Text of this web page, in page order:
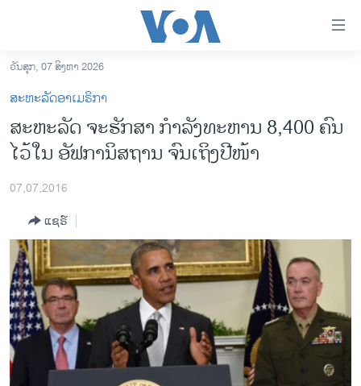
ເຂົ້າ
ຫາ
ຂ້າມ
ຂ້າມ
ຫາ
ອາເມຣິກາ
ຂ່າວ​ຈີນ
ໂລກ
ເອເຊຍ
ອິດສະຫຼະພາບດ້ານການຂ່າວ
ຊີວິດຊາວລາວ
ຊຸມຊົນຊາວລາວ
ວິທະຍາສາດ-ເທັກໂນໂລຈີ
ວັນສຸກ, 07 ສິງຫາ 2026
ສະຫະລັດອາເມຣິກາ
ສະຫະລັດ ​ຈະຮັກສາ ກຳລັງທະຫານ 8,400 ຄົນ ​
ໄວ້ໃນ ອັຟການິສຖານ ຈົນເຖິງປີໜ້າ
07,07,2016
ແຊຣ໌